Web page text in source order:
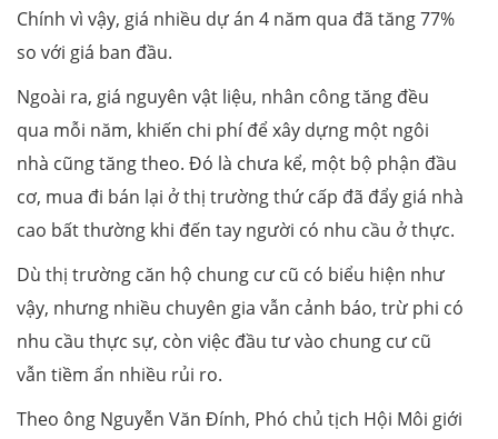
Chính vì vậy, giá nhiều dự án 4 năm qua đã tăng 77%
so với giá ban đầu.
Ngoài ra, giá nguyên vật liệu, nhân công tăng đều
qua mỗi năm, khiến chi phí để xây dựng một ngôi
nhà cũng tăng theo. Đó là chưa kể, một bộ phận đầu
cơ, mua đi bán lại ở thị trường thứ cấp đã đẩy giá nhà
cao bất thường khi đến tay người có nhu cầu ở thực.
Dù thị trường căn hộ chung cư cũ có biểu hiện như
vậy, nhưng nhiều chuyên gia vẫn cảnh báo, trừ phi có
nhu cầu thực sự, còn việc đầu tư vào chung cư cũ
vẫn tiềm ẩn nhiều rủi ro.
Theo ông Nguyễn Văn Đính, Phó chủ tịch Hội Môi giới